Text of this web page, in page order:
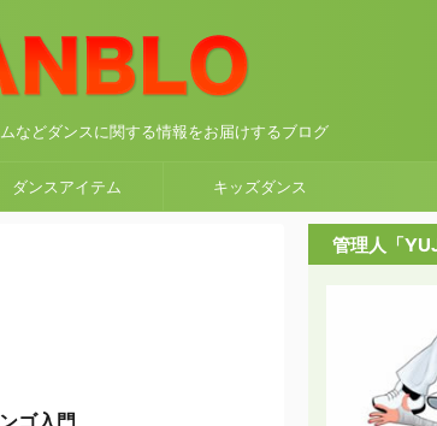
などダンスに関する情報をお届けするブログ
ダンスアイテム キッズダンス
ゴ入門
管理人「